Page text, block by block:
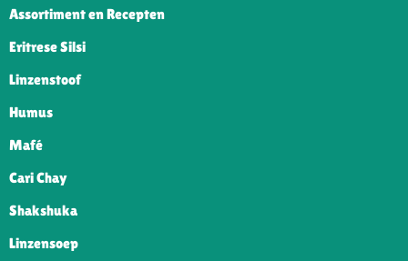
Assortiment en Recepten
Eritrese Silsi
Linzenstoof
Humus
Mafé
Cari Chay
Shakshuka
Linzensoep